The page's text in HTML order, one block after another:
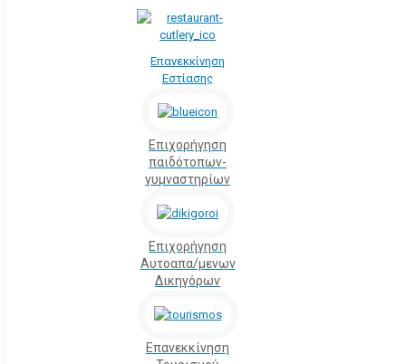
Επανεκκίνηση
Εστίασης
Επιχορήγηση
παιδότοπων-
γυμναστηρίων
Επιχορήγηση
Αυτοαπα/μενων
Δικηγόρων
Επανεκκίνηση